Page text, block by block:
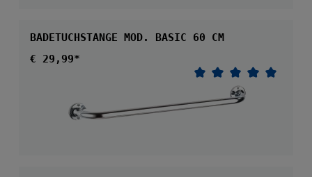
Durchschnittliche
BADETUCHSTANGE MOD. BASIC 60 CM
Regulärer Preis:
€ 29,99*